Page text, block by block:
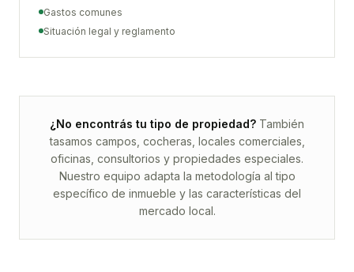
Gastos comunes
Situación legal y reglamento
¿No encontrás tu tipo de propiedad? También
tasamos campos, cocheras, locales comerciales,
oficinas, consultorios y propiedades especiales.
Nuestro equipo adapta la metodología al tipo
específico de inmueble y las características del
mercado local.